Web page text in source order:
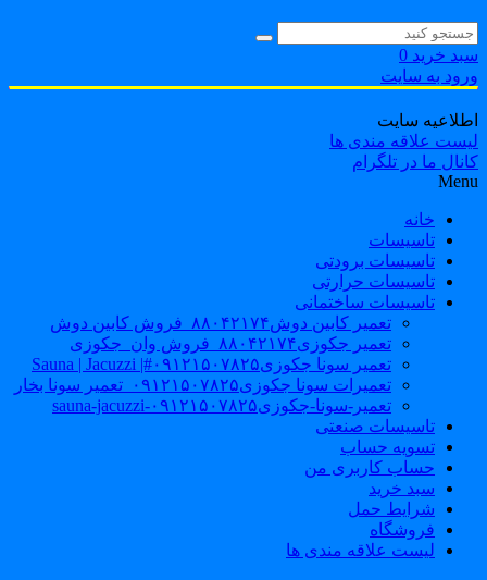
خرید 0
به سایت
سایت
علاقه مندی ها
ما در تلگرام
خانه
تاسیسات
تاسیسات برودتی
تاسیسات حرارتی
تاسیسات ساختمانی
تعمیر کابین دوش۸۸۰۴۲۱۷۴_فروش کابین دوش
تعمیر جکوزی۸۸۰۴۲۱۷۴_فروش وان_جکوزی
تعمیر سونا جکوزی۰۹۱۲۱۵۰۷۸۲۵#| Sauna | Jacuzzi
تعمیرات سونا جکوزی۰۹۱۲۱۵۰۷۸۲۵_تعمیر سونا بخار
تعمیر-سونا-جکوزی۰۹۱۲۱۵۰۷۸۲۵-sauna-jacuzzi
تاسیسات صنعتی
تسویه حساب
حساب کاربری من
سبد خرید
شرایط حمل
فروشگاه
لیست علاقه مندی ها